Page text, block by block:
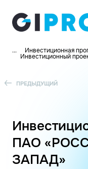
... Инвестиционная
Инвестиционный
ПРЕДЫДУЩИЙ
ПАО
ЗАПАД»